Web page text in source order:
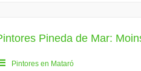
Pineda de Mar:
Pintores en Mataró